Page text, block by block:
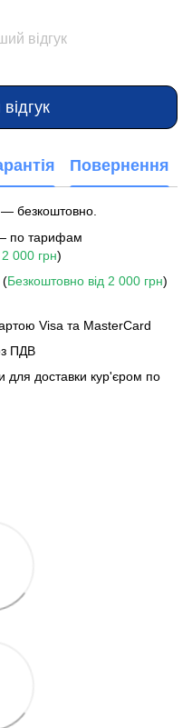
відгук
Повернення
— безкоштовно.
по тарифам
000 грн)
(Безкоштовно від 2 000 грн)
Visa та MasterCard
ПДВ
для доставки кур'єром по